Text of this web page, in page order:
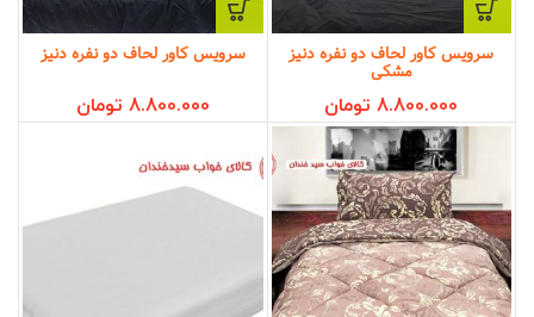
سرویس کاور لحاف دو نفره دنیز
مشکی
8.800.000 تومان
سرویس کاور لحاف دو نفره دنیز
8.800.000 تومان